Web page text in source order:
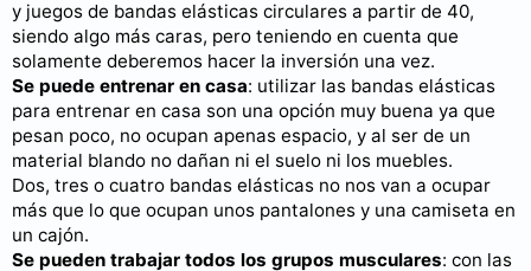
y juegos de bandas elásticas circulares a partir de 40,
siendo algo más caras, pero teniendo en cuenta que
solamente deberemos hacer la inversión una vez.
Se puede entrenar en casa: utilizar las bandas elásticas
para entrenar en casa son una opción muy buena ya que
pesan poco, no ocupan apenas espacio, y al ser de un
material blando no dañan ni el suelo ni los muebles.
Dos, tres o cuatro bandas elásticas no nos van a ocupar
más que lo que ocupan unos pantalones y una camiseta en
un cajón.
Se pueden trabajar todos los grupos musculares: con las